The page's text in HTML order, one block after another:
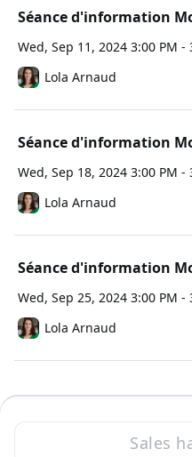
Sales
Séance d'information
Wed, Sep 11, 2024 3:00 PM -
Lola Arnaud
Séance d'information
Wed, Sep 18, 2024 3:00 PM -
Lola Arnaud
Séance d'information
Wed, Sep 25, 2024 3:00 PM -
Lola Arnaud